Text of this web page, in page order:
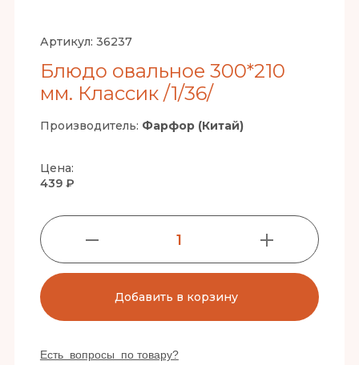
Артикул: 36237
Блюдо овальное 300*210
мм. Классик /1/36/
Производитель: Фарфор (Китай)
Цена:
439 ₽
1
Добавить в корзину
Есть вопросы по товару?